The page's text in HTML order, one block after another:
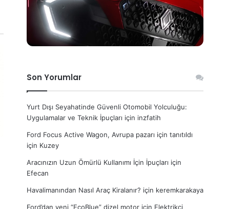
Son Yorumlar
Yurt Dışı Seyahatinde Güvenli Otomobil Yolculuğu:
Uygulamalar ve Teknik İpuçları için inzfatih
Ford Focus Active Wagon, Avrupa pazarı için tanıtıldı
için Kuzey
Aracınızın Uzun Ömürlü Kullanımı İçin İpuçları için
Efecan
Havalimanından Nasıl Araç Kiralanır? için keremkarakaya
Ford’dan yeni “EcoBlue” dizel motor için Elektrikçi